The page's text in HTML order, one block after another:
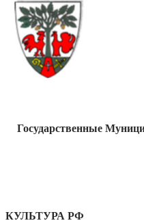
Государственные
КУЛЬТУРА РФ